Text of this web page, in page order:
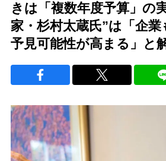
きは「複数年度予算」
家・杉村太蔵氏”は「企
予見可能性が高まる」と